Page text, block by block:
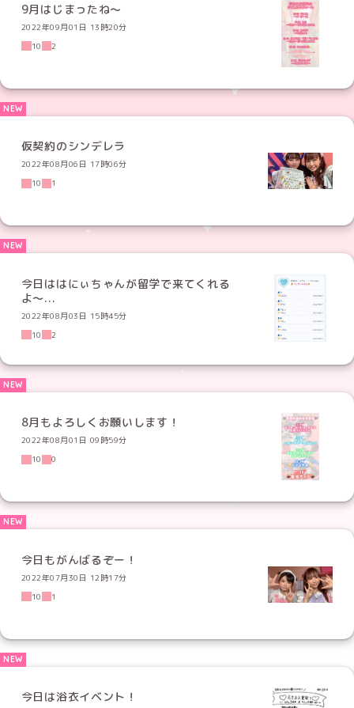
9月はじまったね〜
2022年09月01日 13時20分
10
2
仮契約のシンデレラ
2022年08月06日 17時06分
10
1
今日ははにぃちゃんが留学で来てくれる
よ〜...
2022年08月03日 15時45分
10
2
8月もよろしくお願いします！
2022年08月01日 09時59分
10
0
今日もがんばるぞー！
2022年07月30日 12時17分
10
1
今日は浴衣イベント！